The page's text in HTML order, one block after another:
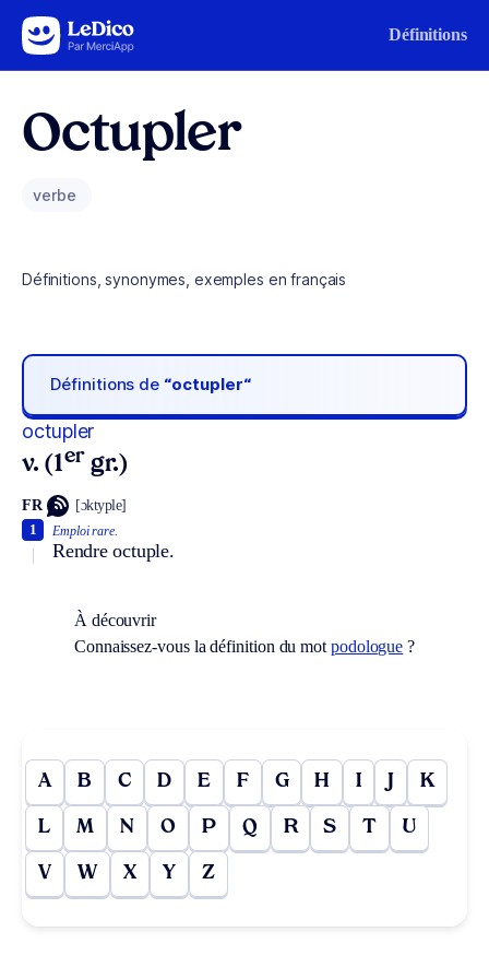
Aller au contenu Définitions
Octupler
verbe
Définitions, synonymes, exemples en français
Définitions de “octupler“
octupler
v. (1er gr.)
FR [ɔktyple]
Emploi rare.
Rendre octuple.
1
À découvrir
Connaissez-vous la définition du mot podologue ?
A B C D E F G H I J K
L M N O P Q R S T U
V W X Y Z